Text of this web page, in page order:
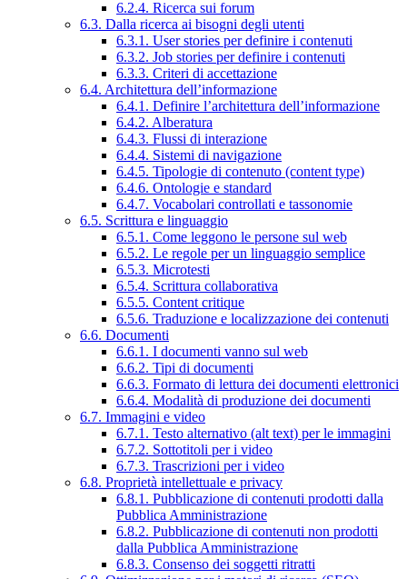
6.2.4. Ricerca sui forum
6.3. Dalla ricerca ai bisogni degli utenti
6.3.1. User stories per definire i contenuti
6.3.2. Job stories per definire i contenuti
6.3.3. Criteri di accettazione
6.4. Architettura dell’informazione
6.4.1. Definire l’architettura dell’informazione
6.4.2. Alberatura
6.4.3. Flussi di interazione
6.4.4. Sistemi di navigazione
6.4.5. Tipologie di contenuto (content type)
6.4.6. Ontologie e standard
6.4.7. Vocabolari controllati e tassonomie
6.5. Scrittura e linguaggio
6.5.1. Come leggono le persone sul web
6.5.2. Le regole per un linguaggio semplice
6.5.3. Microtesti
6.5.4. Scrittura collaborativa
6.5.5. Content critique
6.5.6. Traduzione e localizzazione dei contenuti
6.6. Documenti
6.6.1. I documenti vanno sul web
6.6.2. Tipi di documenti
6.6.3. Formato di lettura dei documenti elettronici
6.6.4. Modalità di produzione dei documenti
6.7. Immagini e video
6.7.1. Testo alternativo (alt text) per le immagini
6.7.2. Sottotitoli per i video
6.7.3. Trascrizioni per i video
6.8. Proprietà intellettuale e privacy
6.8.1. Pubblicazione di contenuti prodotti dalla
Pubblica Amministrazione
6.8.2. Pubblicazione di contenuti non prodotti
dalla Pubblica Amministrazione
6.8.3. Consenso dei soggetti ritratti